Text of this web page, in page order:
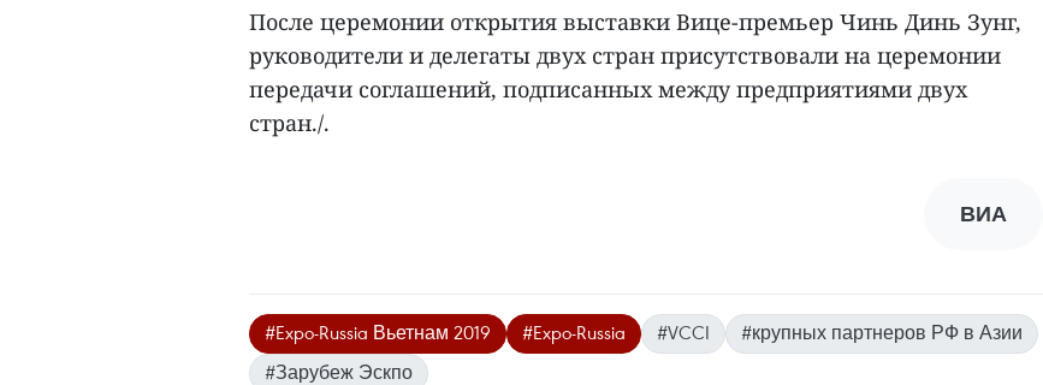
После церемонии открытия выставки Вице-премьер Чинь Динь Зунг,
руководители и делегаты двух стран присутствовали на церемонии
передачи соглашений, подписанных между предприятиями двух
стран./.
ВИА
#Expo-Russia Вьетнам 2019 #Expo-Russia #VCCI
#крупных партнеров РФ в Азии
#Зарубеж Эскпо